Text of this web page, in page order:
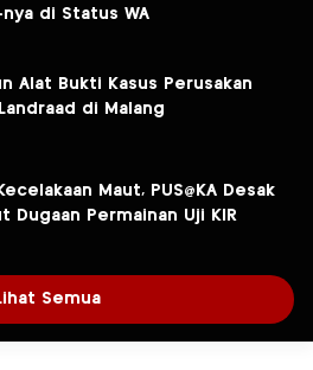
nya di Status WA
Alat Bukti Kasus Perusakan
di Malang
Maut, PUS@KA Desak
Dugaan Permainan Uji KIR
Semua